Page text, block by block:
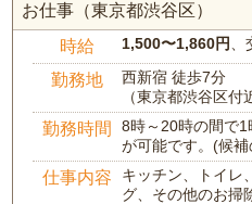
お仕事（東京都渋谷区）
時給 1,500〜1,860円
勤務地
西新宿 徒歩7分
（東京都渋谷区付
勤務時間
8時～20時の間で1
が可能です。(候
仕事内容
キッチン、トイレ
グ、その他のお掃